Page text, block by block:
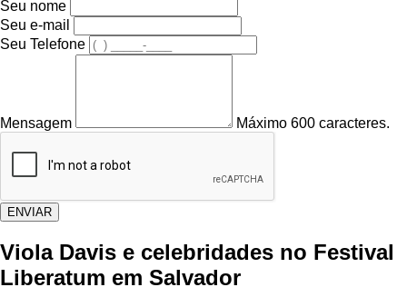
Seu nome
Seu e-mail
Seu Telefone
Mensagem Máximo 600 caracteres.
ENVIAR
Viola Davis e celebridades no Festival
Liberatum em Salvador